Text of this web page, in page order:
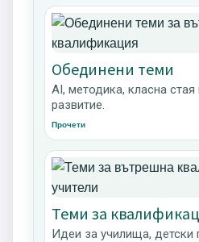
Обединени теми
AI, методика, класна
развитие.
Прочети
Теми за
Идеи за училища, детски